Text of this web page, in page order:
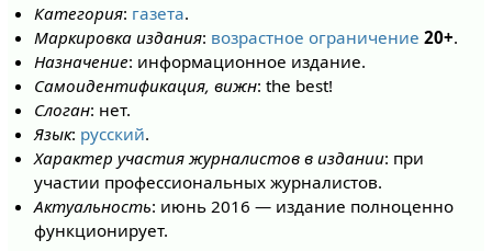
Категория: газета.
Маркировка издания: возрастное ограничение 20+.
Назначение: информационное издание.
Самоидентификация, вижн: the best!
Слоган: нет.
Язык: русский.
Характер участия журналистов в издании: при
участии профессиональных журналистов.
Актуальность: июнь 2016 — издание полноценно
функционирует.